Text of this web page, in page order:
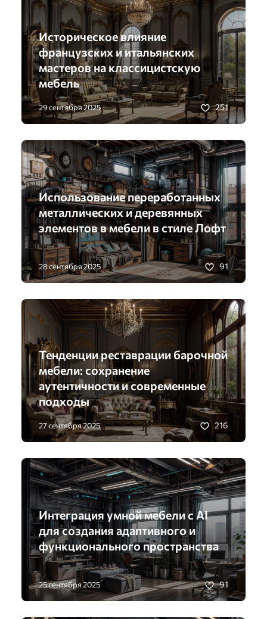
Историческое влияние
французских и итальянских
мастеров на классицистскую
мебель
29 сентября 2025 251
Использование переработанных
металлических и деревянных
элементов в мебели в стиле Лофт
28 сентября 2025 91
Тенденции реставрации барочной
мебели: сохранение
аутентичности и современные
подходы
27 сентября 2025 216
Интеграция умной мебели с AI
для создания адаптивного и
функционального пространства
25 сентября 2025 91